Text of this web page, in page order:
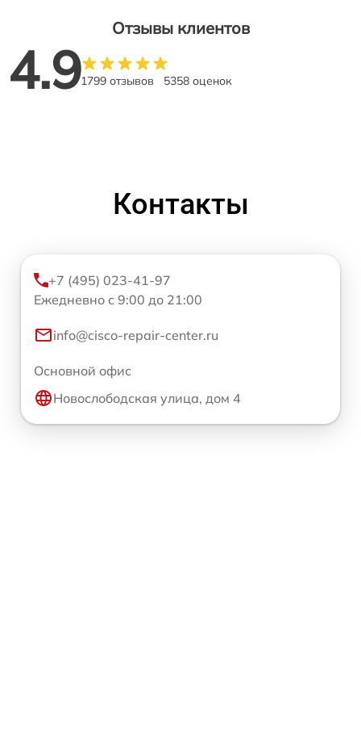
Отзывы клиентов
4.91799 отзывов 5358 оценок
Контакты
+7 (495) 023-41-97
Ежедневно с 9:00 до 21:00
info@cisco-repair-center.ru
Основной офис
Новослободская улица, дом 4